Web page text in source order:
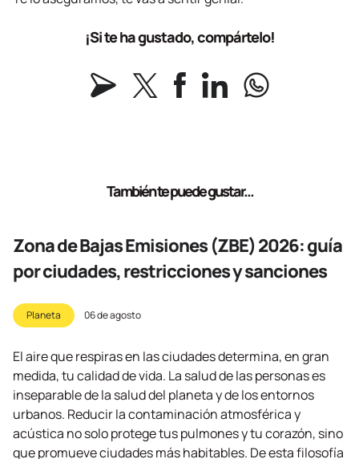
¡Si te ha gustado, compártelo!
También te puede gustar...
Zona de Bajas Emisiones (ZBE) 2026: guía
por ciudades, restricciones y sanciones
Planeta 06 de agosto
El aire que respiras en las ciudades determina, en gran
medida, tu calidad de vida. La salud de las personas es
inseparable de la salud del planeta y de los entornos
urbanos. Reducir la contaminación atmosférica y
acústica no solo protege tus pulmones y tu corazón, sino
que promueve ciudades más habitables. De esta filosofía